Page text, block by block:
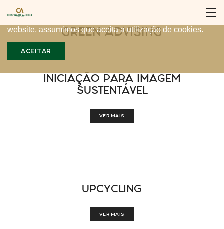
Para proporcionar a melhor experiência, nós utilizamos
cookies no nosso website. Ao continuar a utilizar o nosso
website, assumimos que aceita a utilização de cookies.
ACEITAR
GREEN ADVISING
INICIAÇÃO PARA IMAGEM
SUSTENTÁVEL
VER MAIS
UPCYCLING
VER MAIS